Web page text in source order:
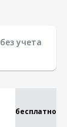
без учета
бесплатно